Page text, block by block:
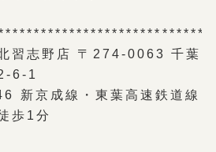
習志野店 〒274-0063 千葉
6-1
新京成線・東葉高速鉄道線
歩1分